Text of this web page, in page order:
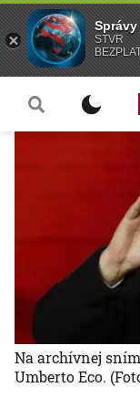
Na archívnej
Umberto Eco.
Správy
STVR